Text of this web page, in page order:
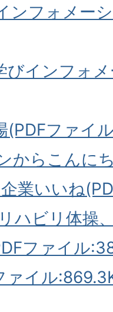
ンフォメー
びインフォ
(PDFファイ
からこんに
業いいね
ハビリ体操
ファイル
ァイル